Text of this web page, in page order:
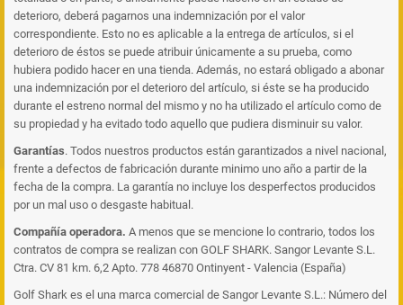
deterioro, deberá pagarnos una indemnización por el valor
correspondiente. Esto no es aplicable a la entrega de artículos, si el
deterioro de éstos se puede atribuir únicamente a su prueba, como
hubiera podido hacer en una tienda. Además, no estará obligado a abonar
una indemnización por el deterioro del artículo, si éste se ha producido
durante el estreno normal del mismo y no ha utilizado el artículo como de
su propiedad y ha evitado todo aquello que pudiera disminuir su valor.
Garantías. Todos nuestros productos están garantizados a nivel nacional,
frente a defectos de fabricación durante minimo uno año a partir de la
fecha de la compra. La garantía no incluye los desperfectos producidos
por un mal uso o desgaste habitual.
Compañía operadora. A menos que se mencione lo contrario, todos los
contratos de compra se realizan con GOLF SHARK. Sangor Levante S.L.
Ctra. CV 81 km. 6,2 Apto. 778 46870 Ontinyent - Valencia (España)
Golf Shark es el una marca comercial de Sangor Levante S.L.: Número del